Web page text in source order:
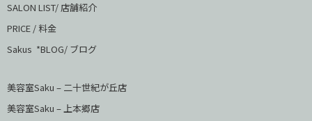
SALON LIST/ 店舗紹介
PRICE / 料金
Sakus *BLOG/ ブログ
美容室Saku – 二十世紀が丘店
美容室Saku – 上本郷店